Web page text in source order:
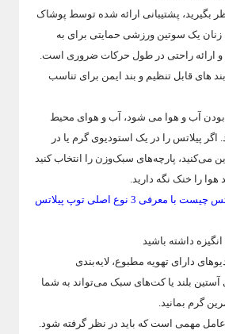
بگیرید، پشتیبانی ارائه شده توسط پوشاک
یک سوتین ورزشی حمایتی برای به
و ارائه راحتی در طول حرکات ضروری است.
های قابل تنظیم و بند ایمن برای تناسب
آب و هوا می شود، آب و هوای محیط
اگر پیلاتس را در یک استودیوی گرم یا در
می‌کنید، پارچه‌های سبک‌وزن را انتخاب کنید
را خنک نگه دارید.
توپ پیلاتس چیست با معرفی 3 نوع اصلی توپ پیلاتس
دارای تهویه مطبوع، لایه‌بندی
آستین بلند یا کت‌های سبک می‌تواند به شما
گرم بمانید.
مهمی است که باید در نظر گرفته شود.